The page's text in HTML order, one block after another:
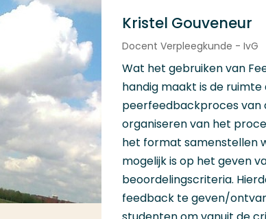
Kristel Gouveneur
Docent Verpleegkunde - IvG
Wat het gebruiken van
handig maakt is de
peerfeedbackproces van
organiseren van het
het format samenstellen
mogelijk is op het geven
beoordelingscriteria.
feedback te geven/